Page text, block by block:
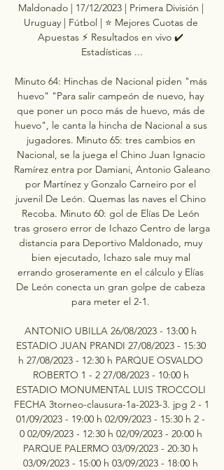
Maldonado | 17/12/2023 | Primera División |
Uruguay | Fútbol | ⭐ Mejores Cuotas de
Apuestas ⚡ Resultados en vivo ✔️
Estadísticas ...
Minuto 64: Hinchas de Nacional piden "más
huevo" "Para salir campeón de nuevo, hay
que poner un poco más de huevo, más de
huevo", le canta la hincha de Nacional a sus
jugadores. Minuto 65: tres cambios en
Nacional, se la juega el Chino Juan Ignacio
Ramírez entra por Damiani, Antonio Galeano
por Martínez y Gonzalo Carneiro por el
juvenil De León. Quemas las naves el Chino
Recoba. Minuto 60: gol de Elías De León
tras grosero error de Ichazo Centro de larga
distancia para Deportivo Maldonado, muy
bien ejecutado, Ichazo sale muy mal
errando groseramente en el cálculo y Elías
De León conecta un gran golpe de cabeza
para meter el 2-1.
ANTONIO UBILLA 26/08/2023 - 13:00 h
ESTADIO JUAN PRANDI 27/08/2023 - 15:30
h 27/08/2023 - 12:30 h PARQUE OSVALDO
ROBERTO 1 - 2 27/08/2023 - 10:00 h
ESTADIO MONUMENTAL LUIS TROCCOLI
FECHA 3torneo-clausura-1a-2023-3. jpg 2 - 1
01/09/2023 - 19:00 h 02/09/2023 - 15:30 h 2 -
0 02/09/2023 - 12:30 h 02/09/2023 - 20:00 h
PARQUE PALERMO 03/09/2023 - 20:30 h
03/09/2023 - 15:00 h 03/09/2023 - 18:00 h